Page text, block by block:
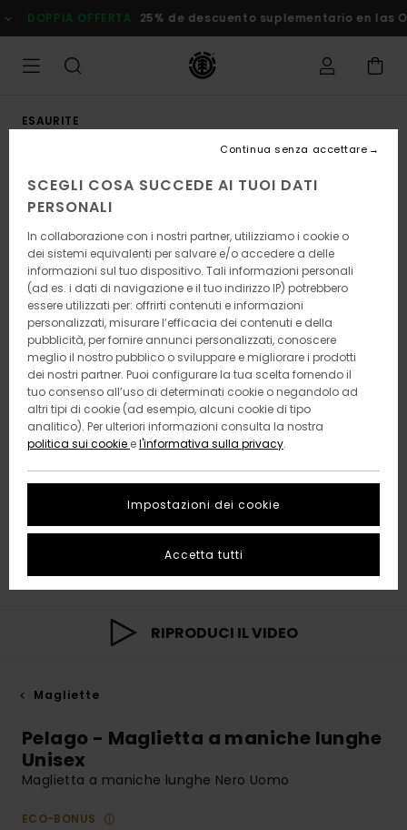
alle
informazioni
prodotto
DOPPIA OFFERTA 25% de descuento suplementario en las
ESAURITE
RIPRODUCI IL VIDEO
Magliette
Pelago - Maglietta a maniche lunghe
Unisex
Maglietta a maniche lunghe Nero Uomo
ECO-BONUS
SCEGLI COSA SUCCEDE AI TUOI DATI
PERSONALI
In collaborazione con i nostri partner, utilizziamo i cookie o
dei sistemi equivalenti per salvare e/o accedere a delle
informazioni sul tuo dispositivo. Tali informazioni personali
(ad es. i dati di navigazione e il tuo indirizzo IP) potrebbero
essere utilizzati per: offrirti contenuti e informazioni
personalizzati, misurare l’efficacia dei contenuti e della
pubblicità, per fornire annunci personalizzati, conoscere
meglio il nostro pubblico o sviluppare e migliorare i prodotti
dei nostri partner. Puoi configurare la tua scelta fornendo il
tuo consenso all’uso di determinati cookie o negandolo ad
altri tipi di cookie (ad esempio, alcuni cookie di tipo
analitico). Per ulteriori informazioni consulta la nostra
politica sui cookie el'informativa sulla privacy.
Impostazioni dei cookie
Continua senza accettare
Accetta tutti